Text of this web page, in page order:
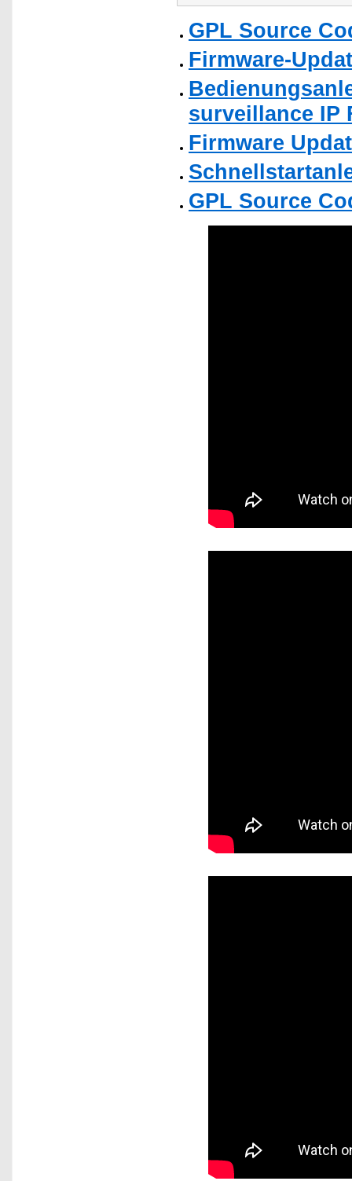
GPL Source
Firmware-
surveillance IP
Firmware
GPL Source